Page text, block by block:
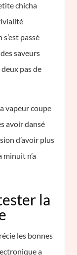
chicha
passé
saveurs
pas de
vapeur coupe
avoir dansé
d’avoir plus
minuit n’a
la
les bonnes
a